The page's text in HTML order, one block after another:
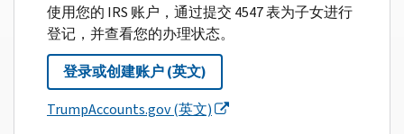
使用您的 IRS 账户，通过提交 4547 表为子女进行
登记，并查看您的办理状态。
登录或创建账户 (英文)
TrumpAccounts.gov (英文)